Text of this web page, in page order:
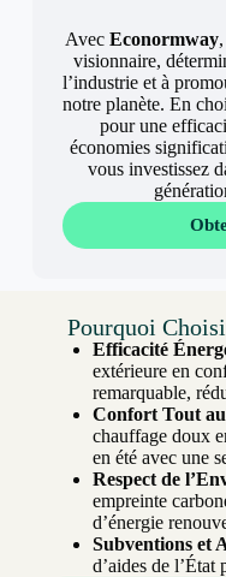
AvecEconormway
visionnaire,
l’industrie et à
notre planète. En
pour une
économies
vous investissez
Pourquoi
Efficacité
extérieure en
remarquable,
Confort Tout
chauffage doux
en été avec une
Respect de
empreinte
d’énergie
Subventions et
d’aides de